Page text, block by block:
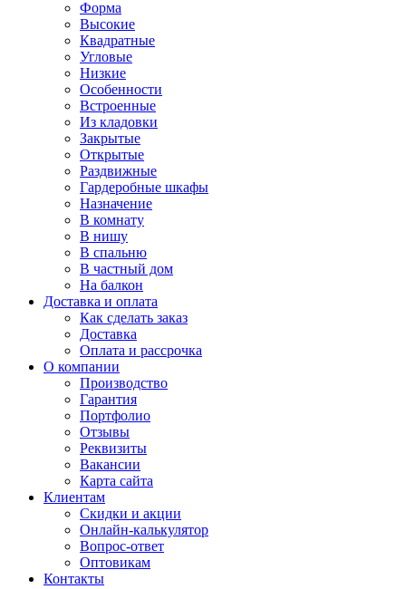
Форма
Высокие
Квадратные
Угловые
Низкие
Особенности
Встроенные
Из кладовки
Закрытые
Открытые
Раздвижные
Гардеробные шкафы
Назначение
В комнату
В нишу
В спальню
В частный дом
На балкон
Доставка и оплата
Как сделать заказ
Доставка
Оплата и рассрочка
О компании
Производство
Гарантия
Портфолио
Отзывы
Реквизиты
Вакансии
Карта сайта
Клиентам
Скидки и акции
Онлайн-калькулятор
Вопрос-ответ
Оптовикам
Контакты